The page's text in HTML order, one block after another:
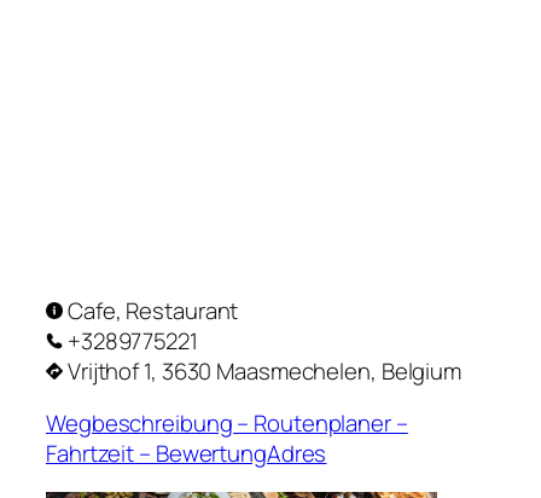
Cafe, Restaurant
+3289775221
Vrijthof 1, 3630 Maasmechelen, Belgium
Wegbeschreibung – Routenplaner –
Fahrtzeit – BewertungAdres